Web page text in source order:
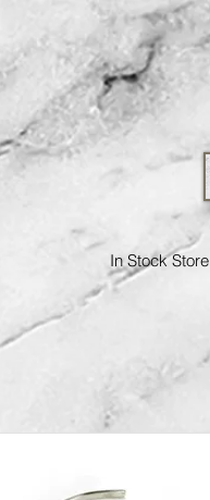
In Stock Store